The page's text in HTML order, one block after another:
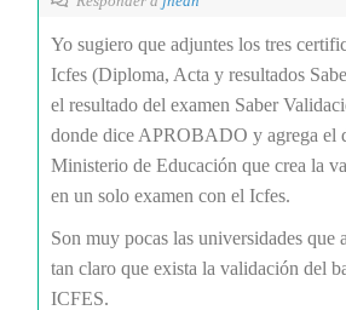
Yo sugiero que adjuntes los tres
Icfes (Diploma, Acta y resultados
el resultado del examen Saber
donde dice APROBADO y agrega el
Ministerio de Educación que crea la
en un solo examen con el Icfes.
Son muy pocas las universidades que
tan claro que exista la validación del
ICFES.